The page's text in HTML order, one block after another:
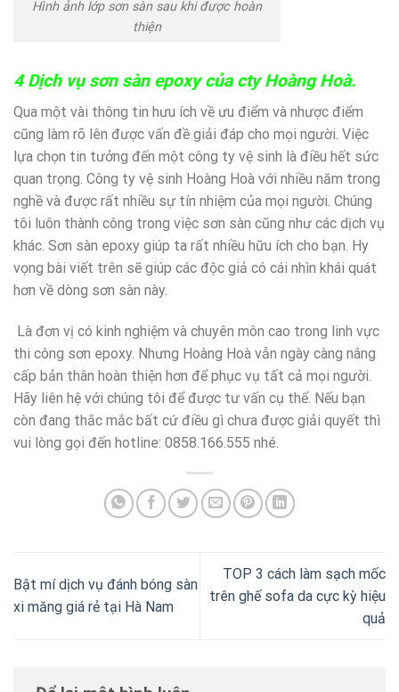
Hình ảnh lớp sơn sàn sau khi được hoàn
thiện
4 Dịch vụ sơn sàn epoxy của cty Hoàng Hoà.
Qua một vài thông tin hưu ích về ưu điểm và nhược điểm
cũng làm rõ lên được vấn đề giải đáp cho mọi người. Việc
lựa chọn tin tưởng đến một công ty vệ sinh là điều hết sức
quan trọng. Công ty vệ sinh Hoàng Hoà với nhiều năm trong
nghề và được rất nhiều sự tín nhiệm của mọi người. Chúng
tôi luôn thành công trong việc sơn sàn cũng như các dịch vụ
khác. Sơn sàn epoxy giúp ta rất nhiều hữu ích cho bạn. Hy
vọng bài viết trên sẽ giúp các độc giả có cái nhìn khái quát
hơn về dòng sơn sàn này.
Là đơn vị có kinh nghiệm và chuyên môn cao trong linh vực
thi công sơn epoxy. Nhưng Hoàng Hoà vẫn ngày càng nâng
cấp bản thân hoàn thiện hơn để phục vụ tất cả mọi người.
Hãy liên hệ với chúng tôi để được tư vấn cụ thể. Nếu bạn
còn đang thắc mắc bất cứ điều gì chưa được giải quyết thì
vui lòng gọi đến hotline: 0858.166.555 nhé.
Bật mí dịch vụ đánh bóng sàn
xi măng giá rẻ tại Hà Nam
TOP 3 cách làm sạch mốc
trên ghế sofa da cực kỳ hiệu
quả